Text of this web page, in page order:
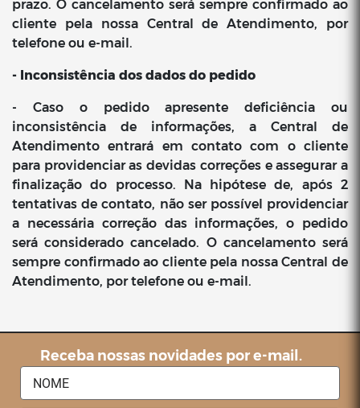
prazo. O cancelamento será sempre confirmado ao
cliente pela nossa Central de Atendimento, por
telefone ou e-mail.
- Inconsistência dos dados do pedido
- Caso o pedido apresente deficiência ou
inconsistência de informações, a Central de
Atendimento entrará em contato com o cliente
para providenciar as devidas correções e assegurar a
finalização do processo. Na hipótese de, após 2
tentativas de contato, não ser possível providenciar
a necessária correção das informações, o pedido
será considerado cancelado. O cancelamento será
sempre confirmado ao cliente pela nossa Central de
Atendimento, por telefone ou e-mail.
Receba nossas novidades por e-mail.